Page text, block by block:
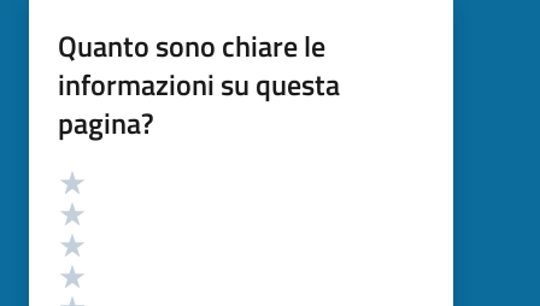
Quanto sono chiare le
informazioni su questa
pagina?
Valutazione